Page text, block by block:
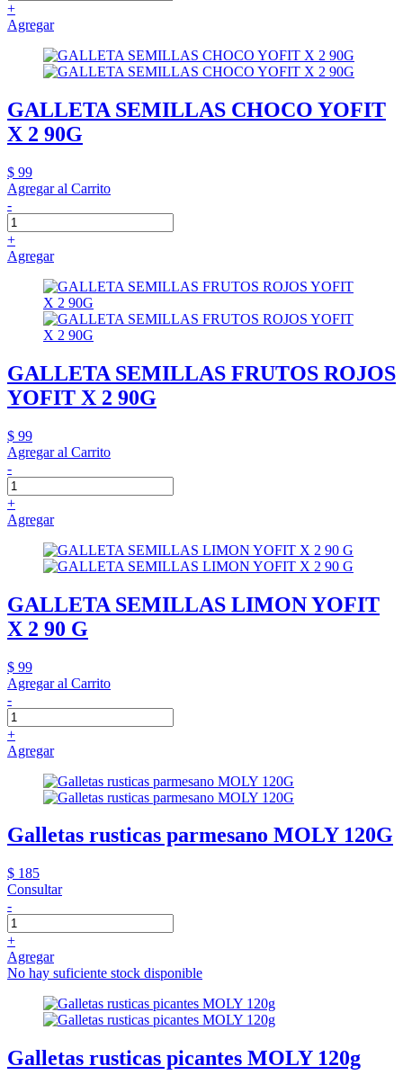
+
Agregar
GALLETA SEMILLAS CHOCO YOFIT
X 2 90G
$ 99
Agregar al Carrito
-
+
Agregar
GALLETA SEMILLAS FRUTOS ROJOS
YOFIT X 2 90G
$ 99
Agregar al Carrito
-
+
Agregar
GALLETA SEMILLAS LIMON YOFIT
X 2 90 G
$ 99
Agregar al Carrito
-
+
Agregar
Galletas rusticas parmesano MOLY 120G
$ 185
Consultar
-
+
Agregar
No hay suficiente stock disponible
Galletas rusticas picantes MOLY 120g